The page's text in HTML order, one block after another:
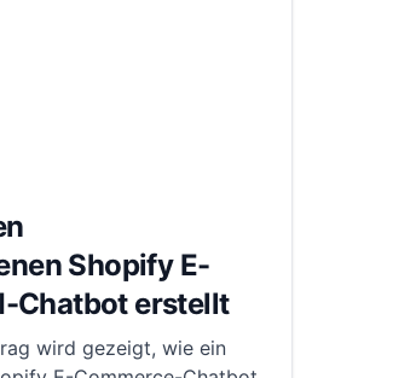
Shopify E-
Chatbot erstellt
wird gezeigt, wie ein